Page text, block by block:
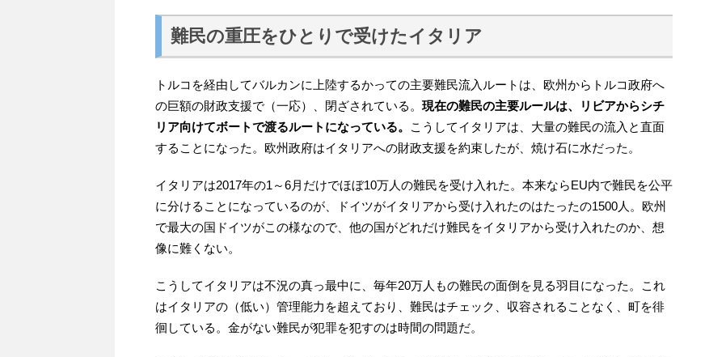
難民の重圧をひとりで受けたイタリア
トルコを経由してバルカンに上陸するかっての主要難民流入ルートは、欧州からトルコ政府へ
の巨額の財政支援で（一応）、閉ざされている。 現在の難民の主要ルールは、リビアからシチ
リア向けてボートで渡るルートになっている。
こうしてイタリアは、大量の難民の流入と直面
することになった。欧州政府はイタリアへの財政支援を約束したが、焼け石に水だった。
イタリアは2017年の1～6月だけでほぼ10万人の難民を受け入れた。本来ならEU内で難民を公平
に分けることになっているのが、ドイツがイタリアから受け入れたのはたったの1500人。欧州
で最大の国ドイツがこの様なので、他の国がどれだけ難民をイタリアから受け入れたのか、想
像に難くない。
こうしてイタリアは不況の真っ最中に、毎年20万人もの難民の面倒を見る羽目になった。これ
はイタリアの（低い）管理能力を超えており、難民はチェック、収容されることなく、町を徘
徊している。金がない難民が犯罪を犯すのは時間の問題だ。